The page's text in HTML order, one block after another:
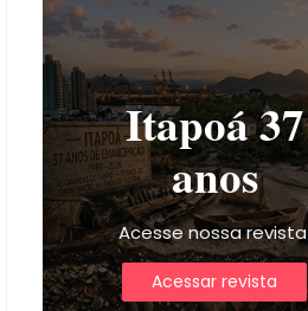
Itapoá 37
anos
Acesse nossa revista
Acessar revista